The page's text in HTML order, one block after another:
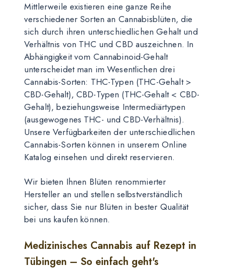
Mittlerweile existieren eine ganze Reihe
verschiedener Sorten an Cannabisblüten, die
sich durch ihren unterschiedlichen Gehalt und
Verhältnis von THC und CBD auszeichnen. In
Abhängigkeit vom Cannabinoid-Gehalt
unterscheidet man im Wesentlichen drei
Cannabis-Sorten: THC-Typen (THC-Gehalt >
CBD-Gehalt), CBD-Typen (THC-Gehalt < CBD-
Gehalt), beziehungsweise Intermediärtypen
(ausgewogenes THC- und CBD-Verhältnis).
Unsere Verfügbarkeiten der unterschiedlichen
Cannabis-Sorten können in unserem Online
Katalog einsehen und direkt reservieren.
Wir bieten Ihnen Blüten renommierter
Hersteller an und stellen selbstverständlich
sicher, dass Sie nur Blüten in bester Qualität
bei uns kaufen können.
Medizinisches Cannabis auf Rezept in
Tübingen – So einfach geht's